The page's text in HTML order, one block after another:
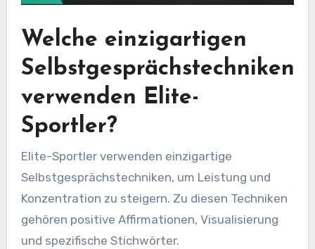
Welche einzigartigen
Selbstgesprächstechniken
verwenden Elite-
Sportler?
Elite-Sportler verwenden einzigartige
Selbstgesprächstechniken, um Leistung und
Konzentration zu steigern. Zu diesen Techniken
gehören positive Affirmationen, Visualisierung
und spezifische Stichwörter.